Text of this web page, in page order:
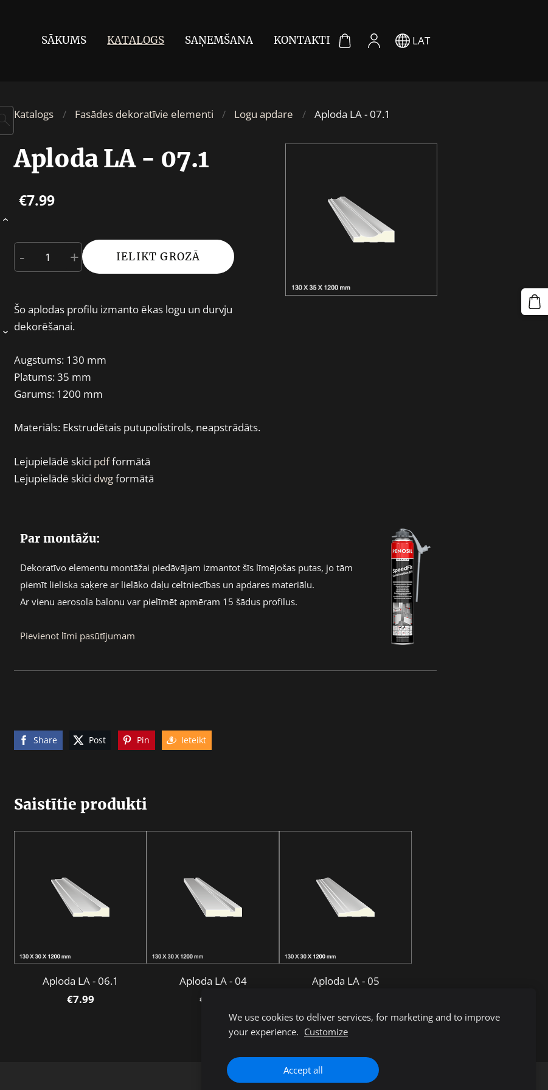
SĀKUMS KATALOGS SAŅEMŠANA KONTAKTI LAT
›
›
Katalogs Fasādes dekoratīvie elementi Logu apdare Aploda LA - 07.1
Aploda LA - 07.1
€7.99
- + IELIKT GROZĀ
Šo aplodas profilu izmanto ēkas logu un durvju
dekorēšanai.
Augstums: 130 mm
Platums: 35 mm
Garums: 1200 mm
Materiāls: Ekstrudētais putupolistirols, neapstrādāts.
Lejupielādē skici pdfformātā
Lejupielādē skici dwgformātā
Par montāžu:
Dekoratīvo elementu montāžai piedāvājam izmantot šīs līmējošas putas, jo tām
piemīt lieliska saķere ar lielāko daļu celtniecības un apdares materiālu.
Ar vienu aerosola balonu var pielīmēt apmēram 15 šādus profilus.
Pievienot līmi pasūtījumam
Share Post Pin Ieteikt
Saistītie produkti
Aploda LA - 06.1
€7.99
Aploda LA - 04
€7.99
Aploda LA - 05
We use cookies to deliver services, for marketing and to improve
your experience. Customize
Accept all